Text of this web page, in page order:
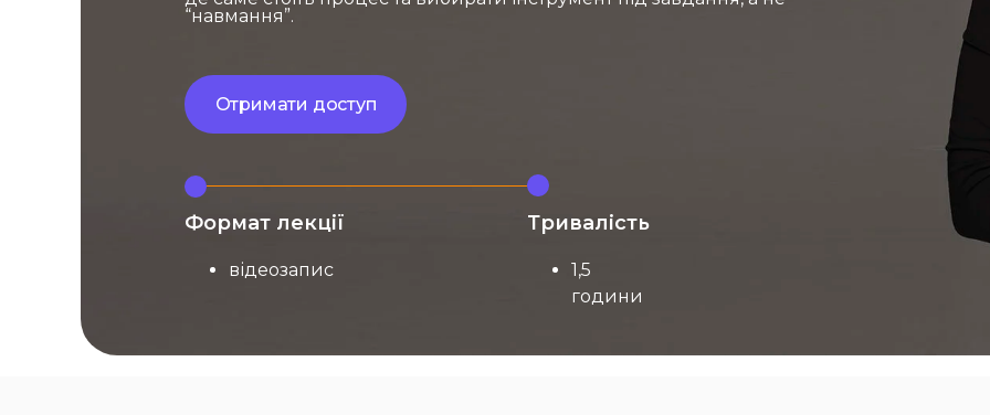
Отримати доступ
“навмання”.
Формат лекції Тривалість
відеозапис
1,5
години